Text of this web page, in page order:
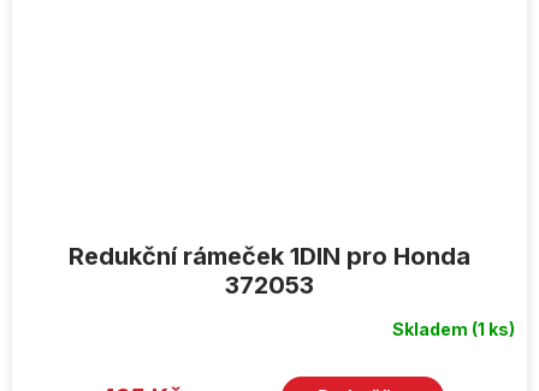
Redukční rámeček 1DIN pro Honda
372053
Skladem (1 ks)